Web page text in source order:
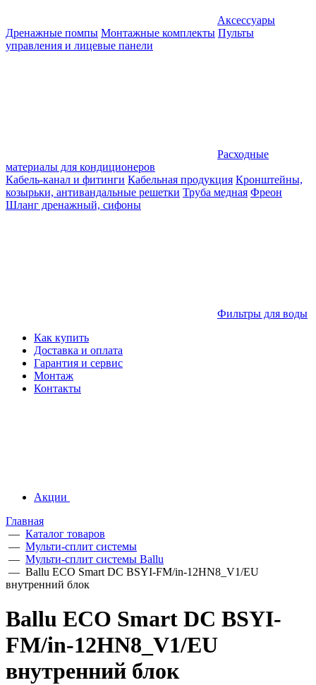
Аксессуары
Дренажные помпы Монтажные комплекты Пульты
управления и лицевые панели
Расходные
материалы для кондиционеров
Кабель-канал и фитинги Кабельная продукция Кронштейны,
козырьки, антивандальные решетки Труба медная Фреон
Шланг дренажный, сифоны
Фильтры для воды
Как купить
Доставка и оплата
Гарантия и сервис
Монтаж
Контакты
Акции
Главная
— Каталог товаров
— Мульти-сплит системы
— Мульти-сплит системы Ballu
— Ballu ECO Smart DC BSYI-FM/in-12HN8_V1/EU
внутренний блок
Ballu ECO Smart DC BSYI-
FM/in-12HN8_V1/EU
внутренний блок